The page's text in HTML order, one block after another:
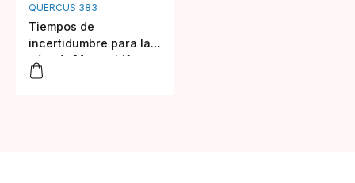
QUERCUS 383
Tiempos de
incertidumbre para la
náyade Margaritifera
auricularia